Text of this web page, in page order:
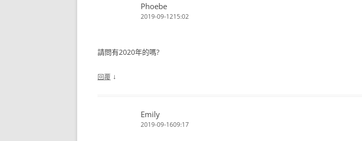
Phoebe
2019-09-1215:02
請問有2020年的嗎?
回覆 ↓
Emily
2019-09-1609:17